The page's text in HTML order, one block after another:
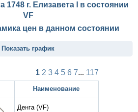
1748 г. Елизавета I в состоянии
VF
цен в данном состоянии
Показать график
1 2 3 4 5 6 7... 117
Наименование
Денга(VF)